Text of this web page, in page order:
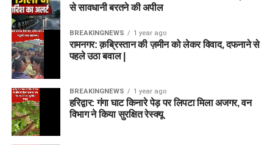
से सावधानी बरतने की अपील
BREAKINGNEWS 1 year ago
रामनगर: क़ब्रिस्तान की ज़मीन को लेकर विवाद, दफनाने से
पहले उठा बवाल |
BREAKINGNEWS 1 year ago
हरिद्वार: गंगा घाट किनारे पेड़ पर लिपटा मिला अजगर, वन
विभाग ने किया सुरक्षित रेस्क्यू